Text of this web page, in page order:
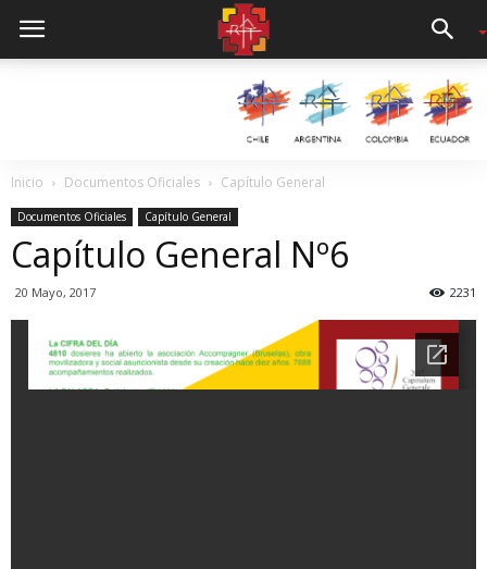
Inicio Documentos Oficiales Capítulo General
Documentos Oficiales Capítulo General
Capítulo General Nº6
20 Mayo, 2017 2231